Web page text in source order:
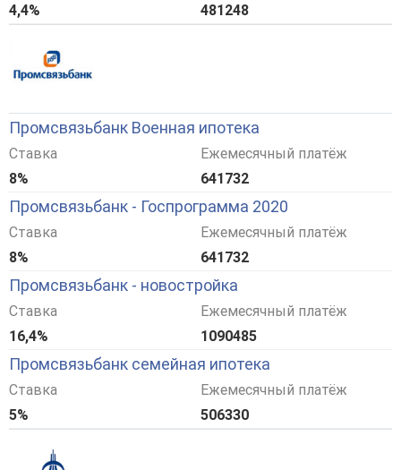
4,4%
481248
Промсвязьбанк Военная ипотека
Ставка
8%
Ежемесячный платёж
641732
Промсвязьбанк - Госпрограмма 2020
Ставка
8%
Ежемесячный платёж
641732
Промсвязьбанк - новостройка
Ставка
16,4%
Ежемесячный платёж
1090485
Промсвязьбанк семейная ипотека
Ставка
5%
Ежемесячный платёж
506330